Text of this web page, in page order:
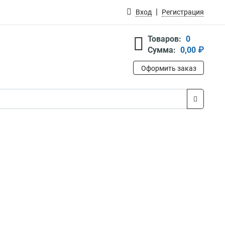
Вход Регистрация
Товаров: 0
Сумма: 0,00 ₽
Оформить заказ